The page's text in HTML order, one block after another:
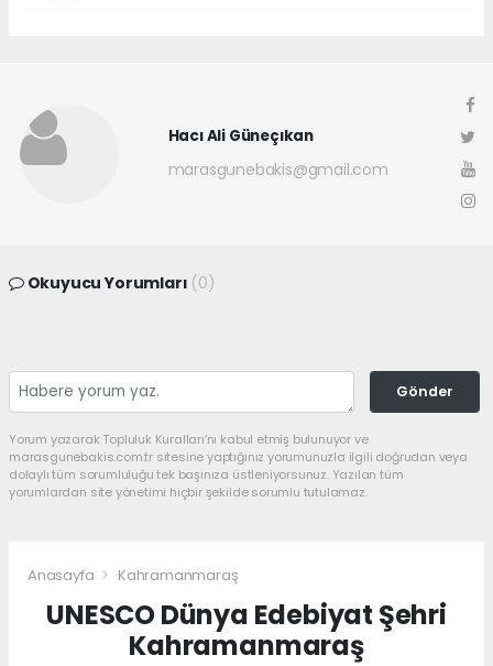
Hacı Ali Güneçıkan
marasgunebakis@gmail.com
Okuyucu Yorumları (0)
Gönder
Yorum yazarak Topluluk Kuralları’nı kabul etmiş bulunuyor ve
marasgunebakis.com.tr sitesine yaptığınız yorumunuzla ilgili doğrudan veya
dolaylı tüm sorumluluğu tek başınıza üstleniyorsunuz. Yazılan tüm
yorumlardan site yönetimi hiçbir şekilde sorumlu tutulamaz.
Anasayfa Kahramanmaraş
UNESCO Dünya Edebiyat Şehri
Kahramanmaraş